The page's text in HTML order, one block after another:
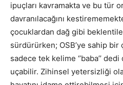
ipuçları kavramakta ve bu tür
davranılacağını
çocuklardan dağ gibi
sürdürürken; OSB’ye sahip bir
sadece tek kelime ‘’baba’’
uçabilir. Zihinsel yetersizliği